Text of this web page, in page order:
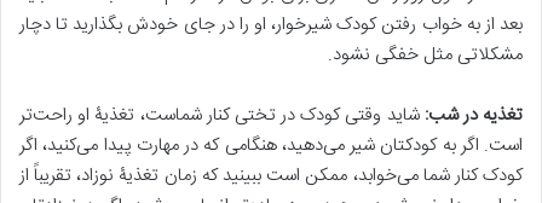
بعد از به خواب رفتن کودک شیرخوار، او را در جای خودش بگذارید تا دچار
مشکلاتی مثل خفگی نشود.
تغذیه در شب: شاید وقتی کودک در تختی کنار شماست، تغذیۀ او راحت‌تر
است. اگر به کودکتان شیر می‌دهید، هنگامی که در مهارت پیدا می‌کنید، اگر
کودک کنار شما می‌خوابد، ممکن است ببینید که زمان تغذیۀ نوزاد، تقریباً از